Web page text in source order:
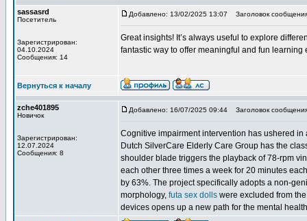
sassasrd
Посетитель
Зарегистрирован:
04.10.2024
Сообщения: 14
Добавлено: 13/02/2025 13:07 Заголовок
Great insights! It’s always useful to explore
fantastic way to offer meaningful and fun learning
Вернуться к началу
zche401895
Новичок
Зарегистрирован:
12.07.2024
Сообщения: 8
Добавлено: 16/07/2025 09:44 Заголовок
Cognitive impairment intervention has ushered
Dutch SilverCare Elderly Care Group has the
shoulder blade triggers the playback of 78-rpm
each other three times a week for 20 minutes
by 63%. The project specifically adopts a non-
morphology, futa sex dolls were excluded from
devices opens up a new path for the mental